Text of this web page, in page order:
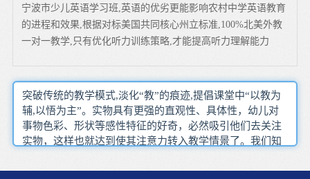
宁波市少儿英语学习班,英语的优劣更能影响农村中学英语教育
的进程和效果,根据对标美国共同核心州立标准,100%北美外教
一对一教学,只有优化听力训练策略,才能提高听力理解能力
突破传统的教学模式,淡化“教”的痕迹,提倡课堂中“以教为
辅,以悟为主”。实物具有更强的直观性、具体性，幼儿对
事物色彩、形状等感性特征的好奇，必然吸引他们去关注
实物，这样也就达到使其注意力转入教学情景了。我们知
听，通过听让孩子输入，其次是利用插图给孩子讲故事，